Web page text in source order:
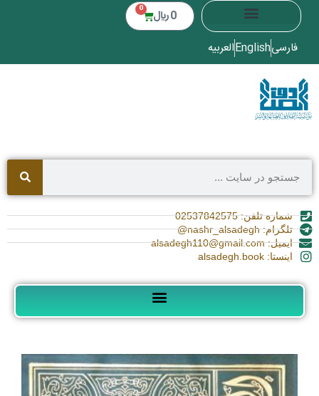
0 ﷼ 0
فارسیEnglishالعربیه
شماره تلفن: 02537842575
تلگرام: nashr_alsadegh@
ایمیل: alsadegh110@gmail.com
اینستا: alsadegh.book